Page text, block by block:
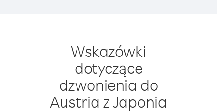
Wskazówki
dotyczące
dzwonienia do
Austria z Japonia